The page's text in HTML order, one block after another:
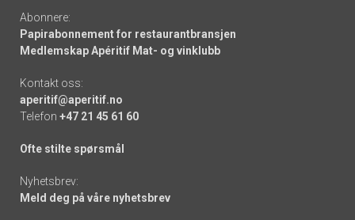
Abonnere:
Papirabonnement for restaurantbransjen
Medlemskap Apéritif Mat- og vinklubb
Kontakt oss:
aperitif@aperitif.no
Telefon +47 21 45 61 60
Ofte stilte spørsmål
Nyhetsbrev:
Meld deg på våre nyhetsbrev